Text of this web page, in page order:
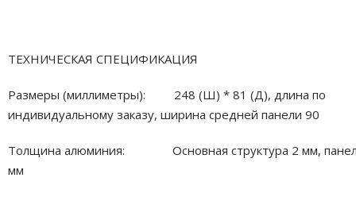
ТЕХНИЧЕСКАЯ СПЕЦИФИКАЦИЯ
Размеры (миллиметры): 248 (Ш) * 81 (Д), длина по
индивидуальному заказу, ширина средней панели 90
Толщина алюминия: Основная структура 2 мм,
мм